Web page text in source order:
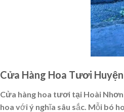
Cửa Hàng Hoa Tươi
Cửa hàng hoa tươi tại Hoài Nhơn
hoa với ý nghĩa sâu sắc. Mỗi bó